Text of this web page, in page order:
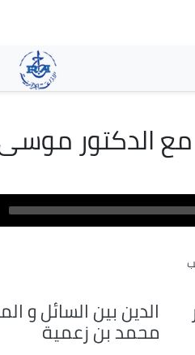
مع الدكتور
الدين بين السائل و
محمد بن زعمية